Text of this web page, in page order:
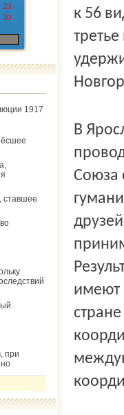
23
30
1917
ставшее
при
к 56
В
Союза
имеют